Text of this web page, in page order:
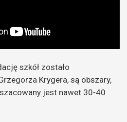
szkół zostało
Krygera, są obszary,
jest nawet 30-40